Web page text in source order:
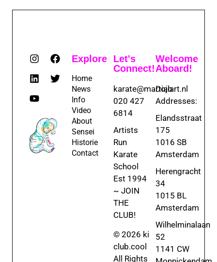
Explore
Home
News
Info
Video
About
Sensei
Historie
Contact
Let's
Connect!
karate@martialart.nl
020 427
6814
Artists
Run
Karate
School
Est 1994
~ JOIN
THE
CLUB!
© 2026 ki
club.cool
All Rights
Welcome
Aboard!
Dojo
Addresses:
Elandsstraat
175
1016 SB
Amsterdam
Herengracht
34
1015 BL
Amsterdam
Wilhelminalaan
52
1141 CW